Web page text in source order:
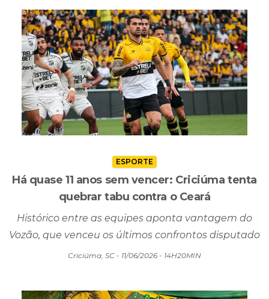
ESPORTE
Há quase 11 anos sem vencer: Criciúma tenta
quebrar tabu contra o Ceará
Histórico entre as equipes aponta vantagem do
Vozão, que venceu os últimos confrontos disputado
Criciúma, SC - 11/06/2026 - 14H20MIN